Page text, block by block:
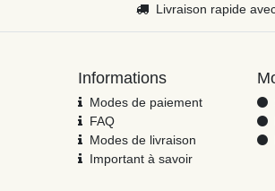
Livraison rapide
Informations
Modes de paiement
FAQ
Modes de livraison
Important à savoir